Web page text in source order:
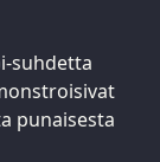
suhdetta
punaisesta